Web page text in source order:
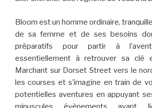
Bloom est un homme ordinaire,
de sa femme et de ses besoins
préparatifs pour partir à
essentiellement à retrouver sa clé
Marchant sur Dorset Street vers le
les courses et s’imagine en train de
potentielles aventures en appuyant